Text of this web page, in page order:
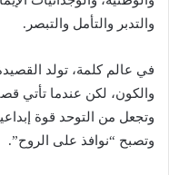
والتدبر والتأمل والتبصر.
في عالم كلمة، تولد
والكون، لكن عندما تأتي
وتجعل من التوحد قوة
وتصبح “نوافذ على الروح”.